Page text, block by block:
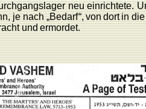
neueinrichtete.
jenach „Bedarf“,vondort indie
und ermordet.